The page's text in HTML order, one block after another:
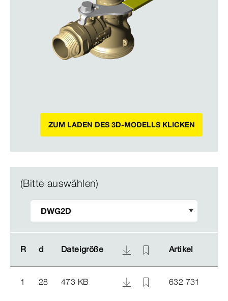
ZUM LADEN DES 3D-MODELLS KLICKEN
(Bitte auswählen)
R d Dateigröße Artikel
R d Dateigröße Artikel
1 28 473 KB 632 731